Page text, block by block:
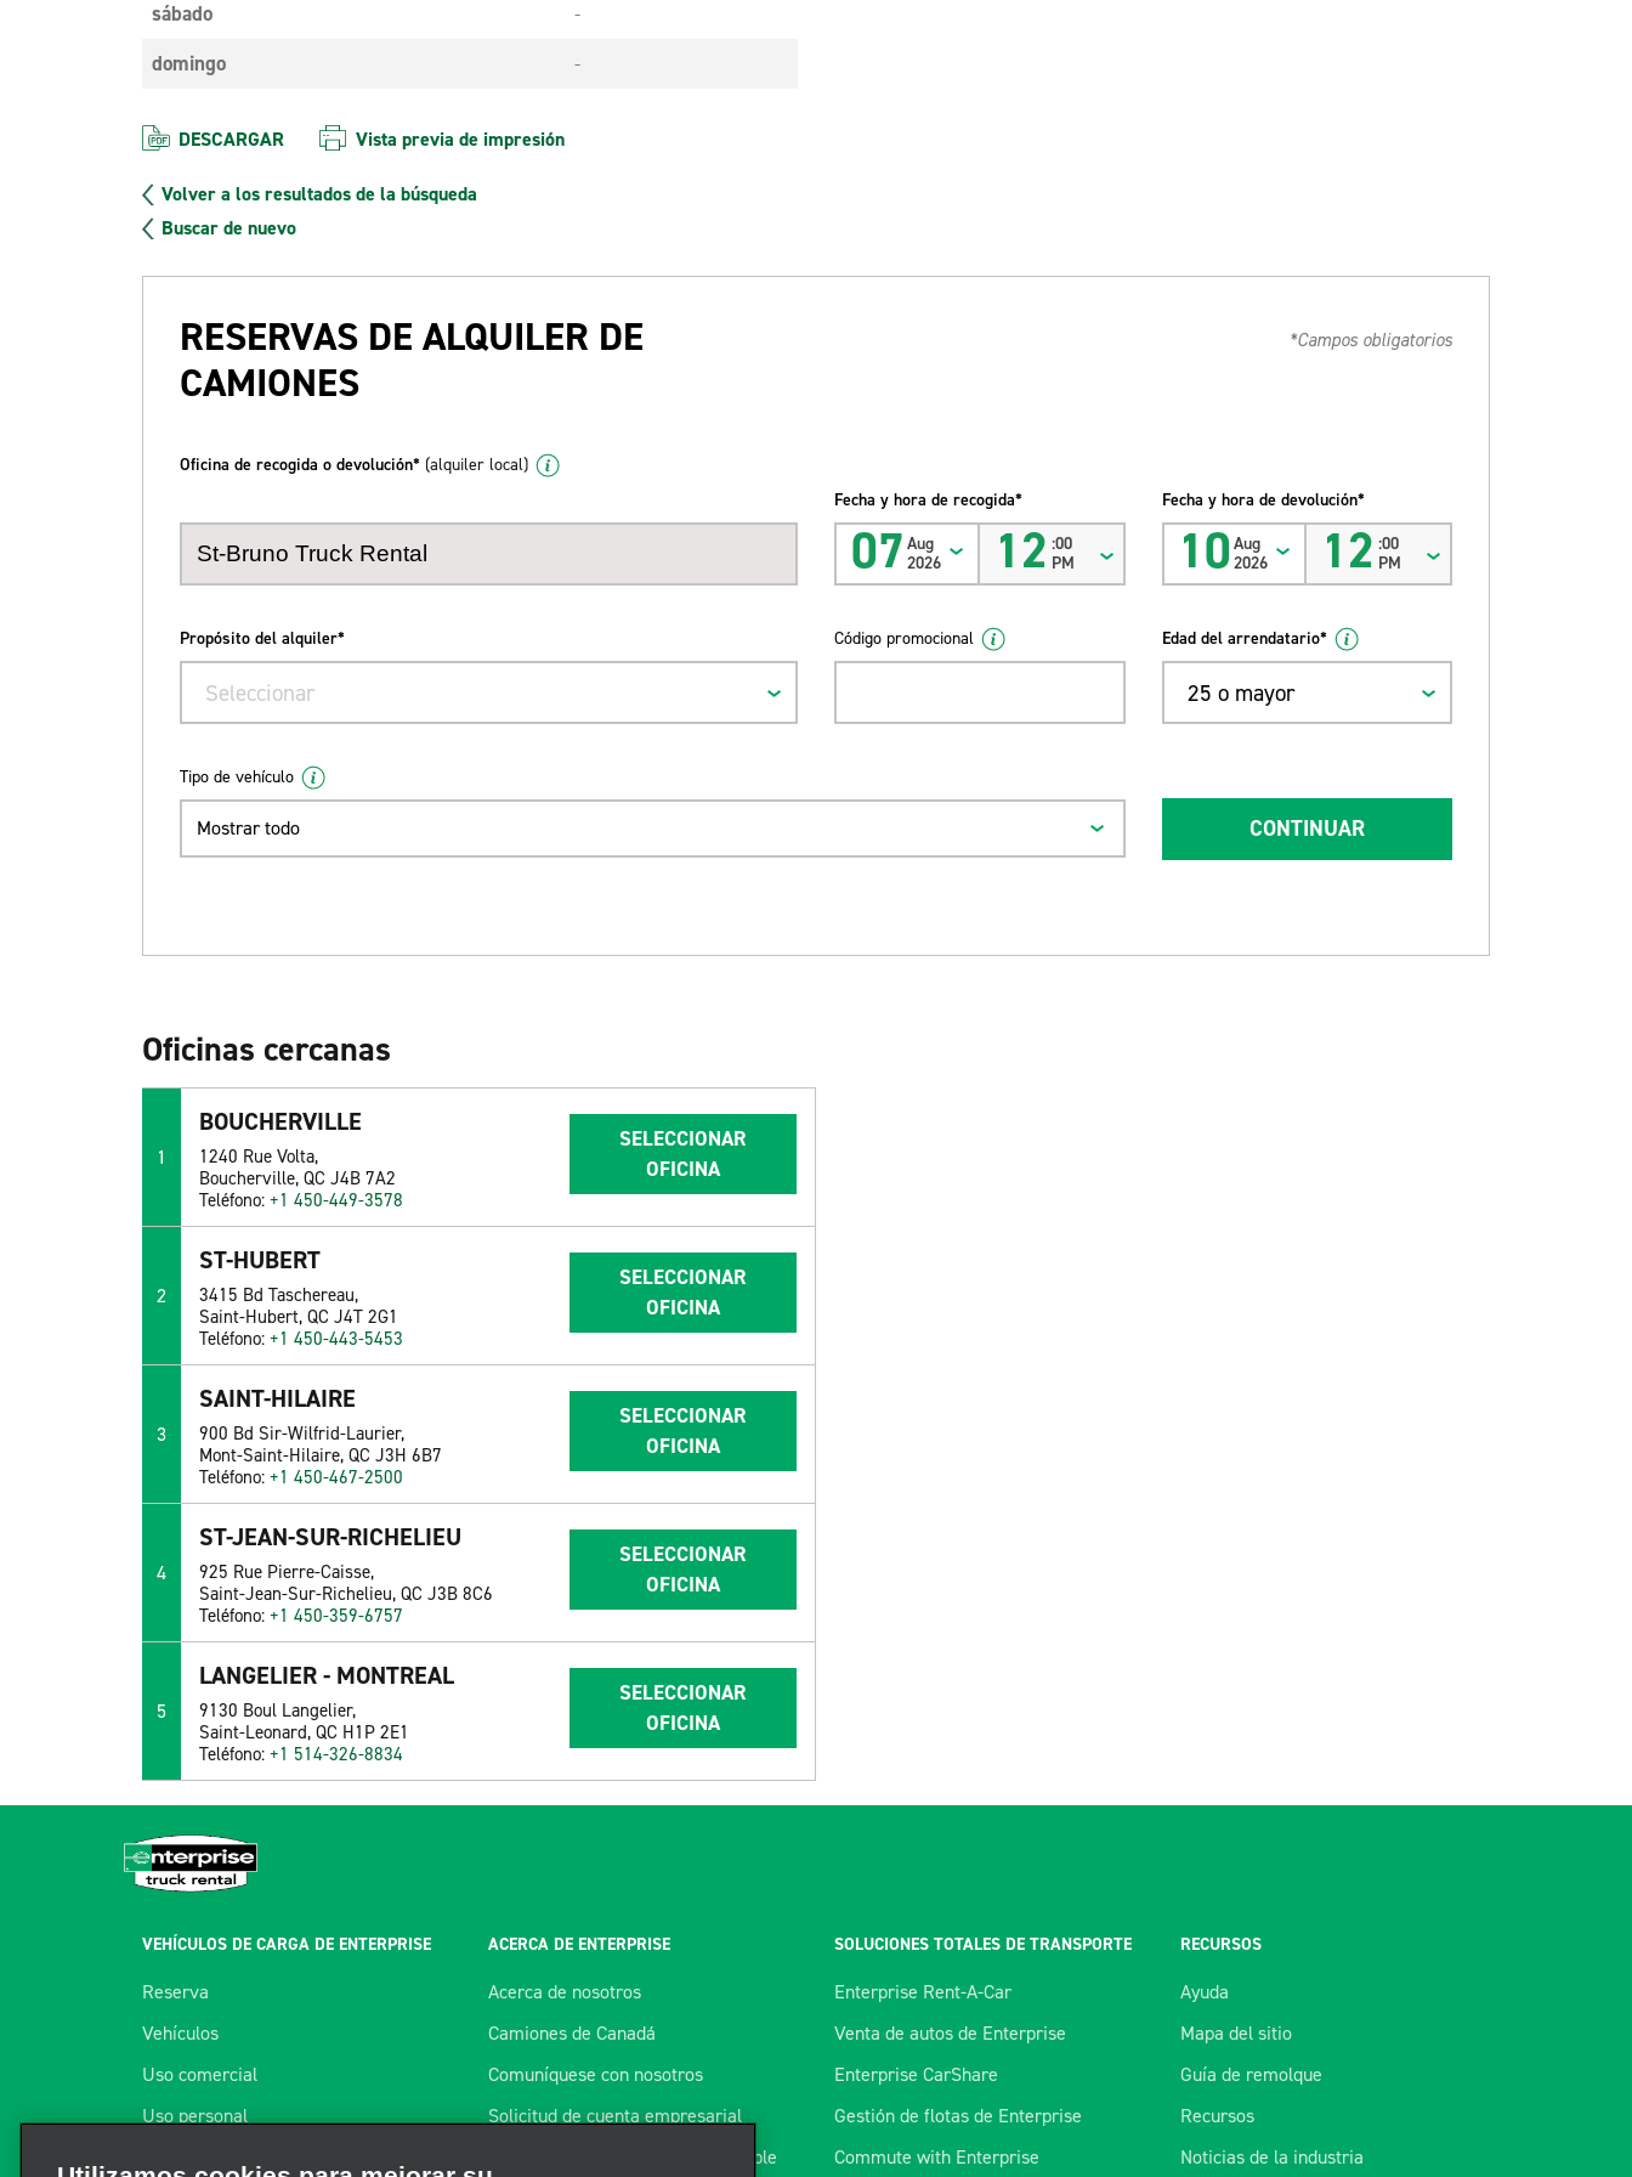
sábado
-
domingo
-
DESCARGAR Vista previa de impresión
Volver a los resultados de la búsqueda
Buscar de nuevo
RESERVAS DE ALQUILER DE
CAMIONES
*Campos obligatorios
Oficina de recogida o devolución* (alquiler local)
Fecha y hora de recogida*
07 Aug
2026
12 :00
PM
Fecha y hora de devolución*
10 Aug
2026
12 :00
PM
Propósito del alquiler*
Seleccionar
Código promocional Edad del arrendatario*
25 o mayor
Tipo de vehículo
Mostrar todo CONTINUAR
Oficinas cercanas
1
BOUCHERVILLE
1240 Rue Volta,
Boucherville, QC J4B 7A2
Teléfono:+1 450-449-3578
SELECCIONAR
OFICINA
2
ST-HUBERT
3415 Bd Taschereau,
Saint-Hubert, QC J4T 2G1
Teléfono:+1 450-443-5453
SELECCIONAR
OFICINA
3
SAINT-HILAIRE
900 Bd Sir-Wilfrid-Laurier,
Mont-Saint-Hilaire, QC J3H 6B7
Teléfono:+1 450-467-2500
SELECCIONAR
OFICINA
4
ST-JEAN-SUR-RICHELIEU
925 Rue Pierre-Caisse,
Saint-Jean-Sur-Richelieu, QC J3B 8C6
Teléfono:+1 450-359-6757
SELECCIONAR
OFICINA
5
LANGELIER - MONTREAL
9130 Boul Langelier,
Saint-Leonard, QC H1P 2E1
Teléfono:+1 514-326-8834
SELECCIONAR
OFICINA
VEHÍCULOS DE CARGA DE ENTERPRISE
Reserva
Vehículos
Uso comercial
Uso personal
ACERCA DE ENTERPRISE
Acerca de nosotros
Camiones de Canadá
Comuníquese con nosotros
Solicitud de cuenta empresarial
Programa de tarjeta de combustible
SOLUCIONES TOTALES DE TRANSPORTE
Enterprise Rent-A-Car
Venta de autos de Enterprise
Enterprise CarShare
Gestión de flotas de Enterprise
Commute with Enterprise
RECURSOS
Ayuda
Mapa del sitio
Guía de remolque
Recursos
Noticias de la industria